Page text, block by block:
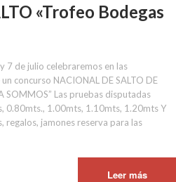
«Trofeo Bodegas
7 de julio celebraremos en las
concurso NACIONAL DE SALTO DE
SOMMOS” Las pruebas disputadas
0.80mts., 1.00mts, 1.10mts, 1.20mts Y
regalos, jamones reserva para las
Leer más